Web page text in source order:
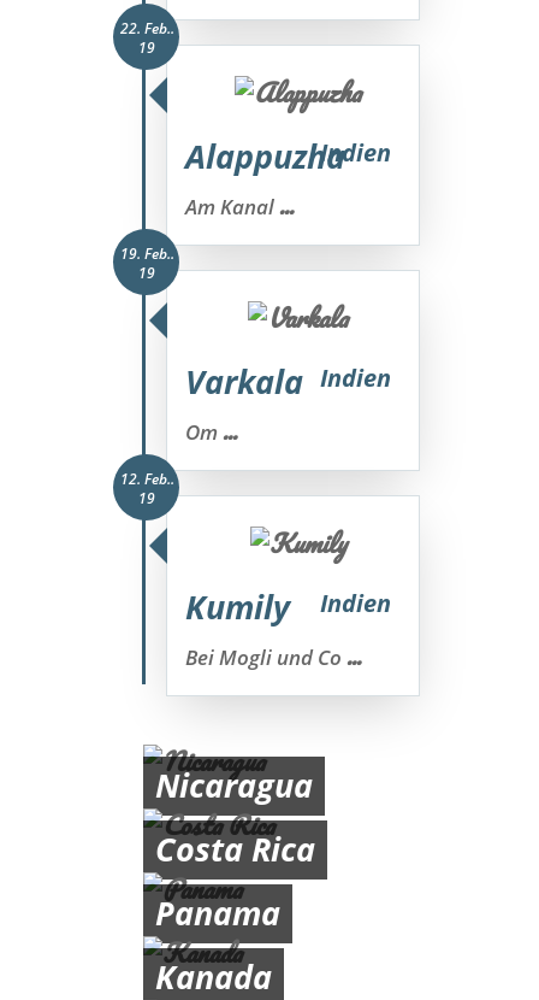
22. Feb..
19
AlappuzhaIndien
Am Kanal...
19. Feb..
19
Varkala Indien
Om...
12. Feb..
19
Kumily Indien
Bei Mogli und Co...
Nicaragua
Costa Rica
Panama
Kanada